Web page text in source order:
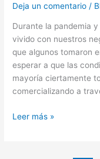
Deja un comentario /
Durante la pandemia
vivido con nuestros
que algunos tomaron
esperar a que las
mayoría ciertamente
comercializando a
Leer más »